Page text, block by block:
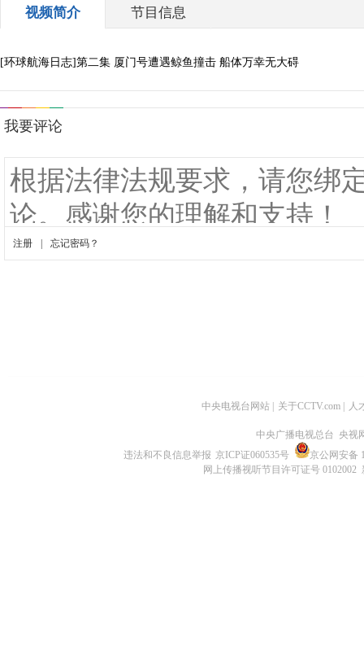
视频简介 节目信息
[环球航海日志]第二集 厦门号遭遇鲸鱼撞击 船体万幸无大碍
中央电视台网站 关于CCTV.com 人
中央广播电视总台 央视
违法和不良信息举报 京ICP证060535号
京公网安备
网上传播视听节目许可证号 0102002